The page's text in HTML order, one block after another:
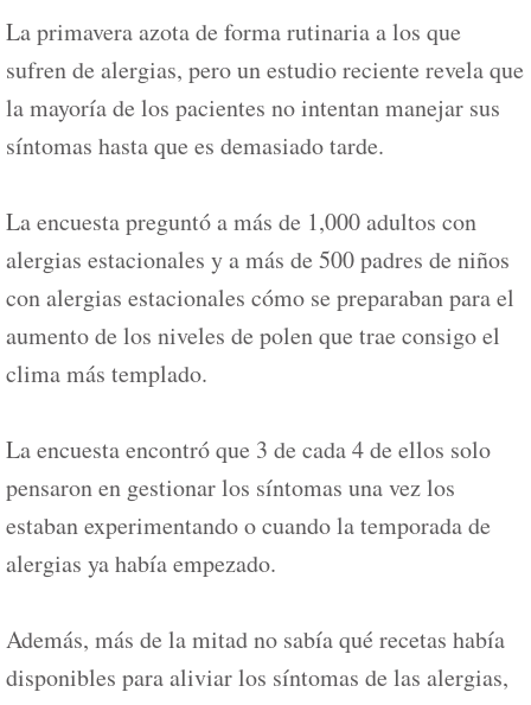
La primavera azota de forma rutinaria a los que
sufren de alergias, pero un estudio reciente revela que
la mayoría de los pacientes no intentan manejar sus
síntomas hasta que es demasiado tarde.
La encuesta preguntó a más de 1,000 adultos con
alergias estacionales y a más de 500 padres de niños
con alergias estacionales cómo se preparaban para el
aumento de los niveles de polen que trae consigo el
clima más templado.
La encuesta encontró que 3 de cada 4 de ellos solo
pensaron en gestionar los síntomas una vez los
estaban experimentando o cuando la temporada de
alergias ya había empezado.
Además, más de la mitad no sabía qué recetas había
disponibles para aliviar los síntomas de las alergias,